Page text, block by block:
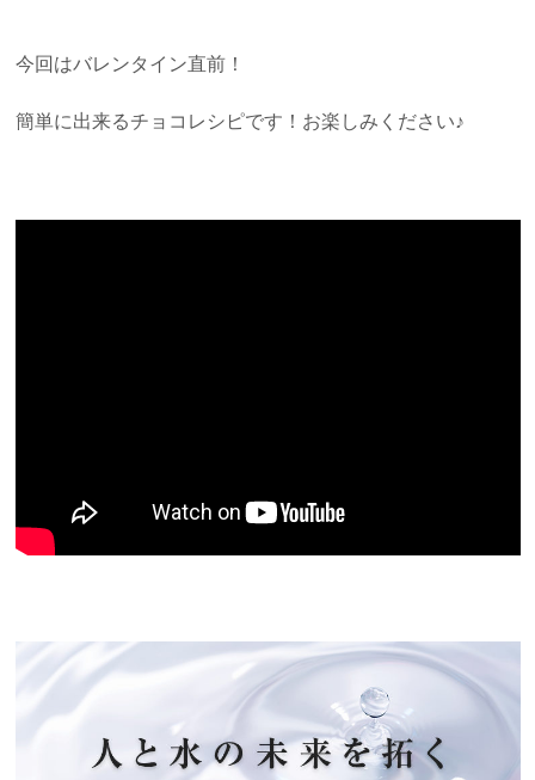
今回はバレンタイン直前！
簡単に出来るチョコレシピです！お楽しみください♪